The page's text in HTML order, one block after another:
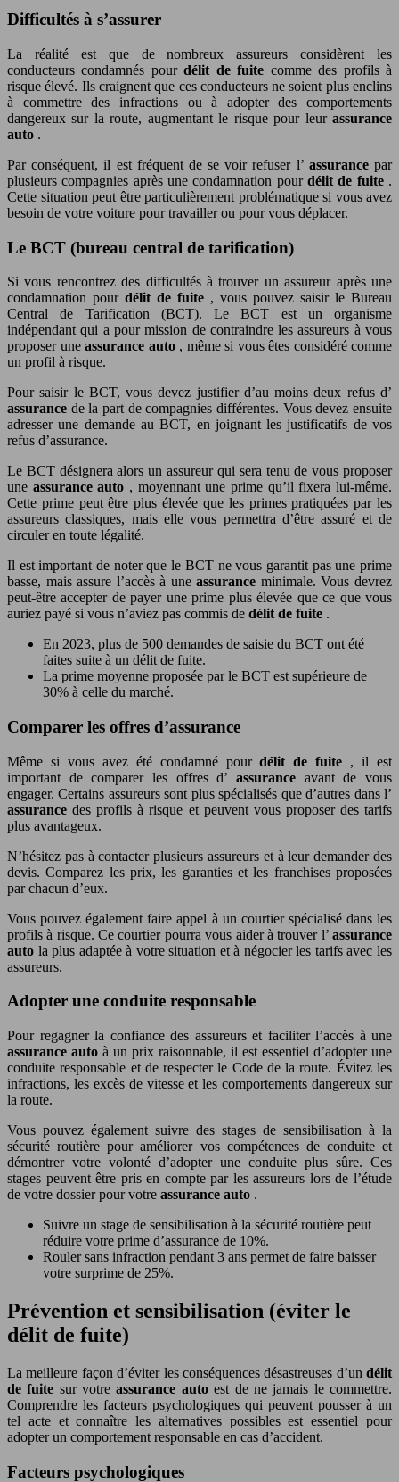
Difficultés à s’assurer
La réalité est que de nombreux assureurs considèrent les
conducteurs condamnés pourdélit de fuite comme des profils à
risque élevé. Ils craignent que ces conducteurs ne soient plus enclins
à commettre des infractions ou à adopter des comportements
dangereux sur la route, augmentant le risque pour leur assurance
auto .
Par conséquent, il est fréquent de se voir refuser l’ assurancepar
plusieurs compagnies après une condamnation pour délit de fuite .
Cette situation peut être particulièrement problématique si vous avez
besoin de votre voiture pour travailler ou pour vous déplacer.
Le BCT (bureau central de tarification)
Si vous rencontrez des difficultés à trouver un assureur après une
condamnation pour délit de fuite , vous pouvez saisir le Bureau
Central de Tarification (BCT). Le BCT est un organisme
indépendant qui a pour mission de contraindre les assureurs à vous
proposer une assurance auto , même si vous êtes considéré comme
un profil à risque.
Pour saisir le BCT, vous devez justifier d’au moins deux refus d’
assurance de la part de compagnies différentes. Vous devez ensuite
adresser une demande au BCT, en joignant les justificatifs de vos
refus d’assurance.
Le BCT désignera alors un assureur qui sera tenu de vous proposer
une assurance auto , moyennant une prime qu’il fixera lui-même.
Cette prime peut être plus élevée que les primes pratiquées par les
assureurs classiques, mais elle vous permettra d’être assuré et de
circuler en toute légalité.
Il est important de noter que le BCT ne vous garantit pas une prime
basse, mais assure l’accès à uneassurance minimale. Vous devrez
peut-être accepter de payer une prime plus élevée que ce que vous
auriez payé si vous n’aviez pas commis de délit de fuite .
En 2023, plus de 500 demandes de saisie du BCT ont été
faites suite à un délit de fuite.
La prime moyenne proposée par le BCT est supérieure de
30% à celle du marché.
Comparer les offres d’assurance
Même si vous avez été condamné pourdélit de fuite , il est
important de comparer les offres d’ assurance avant de vous
engager. Certains assureurs sont plus spécialisés que d’autres dans l’
assurancedes profils à risque et peuvent vous proposer des tarifs
plus avantageux.
N’hésitez pas à contacter plusieurs assureurs et à leur demander des
devis. Comparez les prix, les garanties et les franchises proposées
par chacun d’eux.
Vous pouvez également faire appel à un courtier spécialisé dans les
profils à risque. Ce courtier pourra vous aider à trouver l’ assurance
auto la plus adaptée à votre situation et à négocier les tarifs avec les
assureurs.
Adopter une conduite responsable
Pour regagner la confiance des assureurs et faciliter l’accès à une
assurance auto à un prix raisonnable, il est essentiel d’adopter une
conduite responsable et de respecter le Code de la route. Évitez les
infractions, les excès de vitesse et les comportements dangereux sur
la route.
Vous pouvez également suivre des stages de sensibilisation à la
sécurité routière pour améliorer vos compétences de conduite et
démontrer votre volonté d’adopter une conduite plus sûre. Ces
stages peuvent être pris en compte par les assureurs lors de l’étude
de votre dossier pour votre assurance auto .
Suivre un stage de sensibilisation à la sécurité routière peut
réduire votre prime d’assurance de 10%.
Rouler sans infraction pendant 3 ans permet de faire baisser
votre surprime de 25%.
Prévention et sensibilisation (éviter le
délit de fuite)
La meilleure façon d’éviter les conséquences désastreuses d’un délit
de fuite sur votreassurance autoest de ne jamais le commettre.
Comprendre les facteurs psychologiques qui peuvent pousser à un
tel acte et connaître les alternatives possibles est essentiel pour
adopter un comportement responsable en cas d’accident.
Facteurs psychologiques